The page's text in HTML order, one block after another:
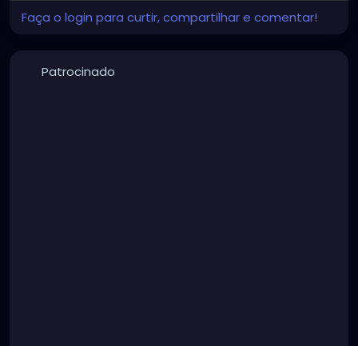
Faça o login para curtir, compartilhar e comentar!
Patrocinado